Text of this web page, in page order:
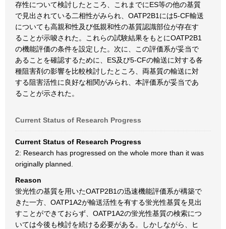
存性について検討したところ、これまでにES等の他の基質
で見出されている二相性がみられ、OATP2B1には5-CF輸送
についても高親和性及び低親和性の基質認識部位が存在す
ることが示唆された。これらの試験結果をもとにOATP2B1
の機能評価の条件を設定した。次に、この評価系が妥当で
あることを確認するために、ES及び5-CFの輸送に対する各
種阻害剤の影響を比較検討したところ、両基質の輸送に対
する阻害活性に良好な相関がみられ、本評価系が妥当であ
ることが示された。
Current Status of Research Progress
Current Status of Research Progress
2: Research has progressed on the whole more than it was
originally planned.
Reason
蛍光性の基質を用いたOATP2B1の迅速機能評価系が構築で
きた一方、OATP1A2が輸送活性を有する蛍光性基質を見出
すことができておらず、OATP1A2の蛍光性基質の検索につ
いては今後も検討を続ける必要がある。しかしながら、ヒ